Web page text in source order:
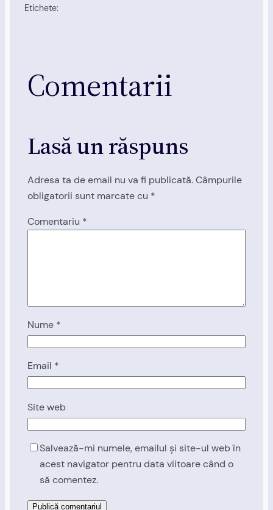
Etichete:
Comentarii
Lasă un răspuns
Adresa ta de email nu va fi publicată. Câmpurile
obligatorii sunt marcate cu *
Comentariu *
Nume *
Email *
Site web
Salvează-mi numele, emailul și site-ul web în
acest navigator pentru data viitoare când o
să comentez.